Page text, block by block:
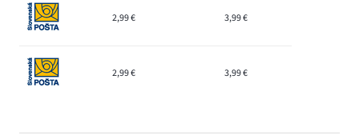
2,99 € 3,99 €
2,99 € 3,99 €